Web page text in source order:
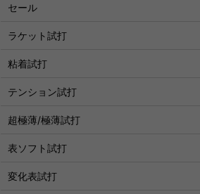
セール
ラケット試打
粘着試打
テンション試打
超極薄/極薄試打
表ソフト試打
変化表試打